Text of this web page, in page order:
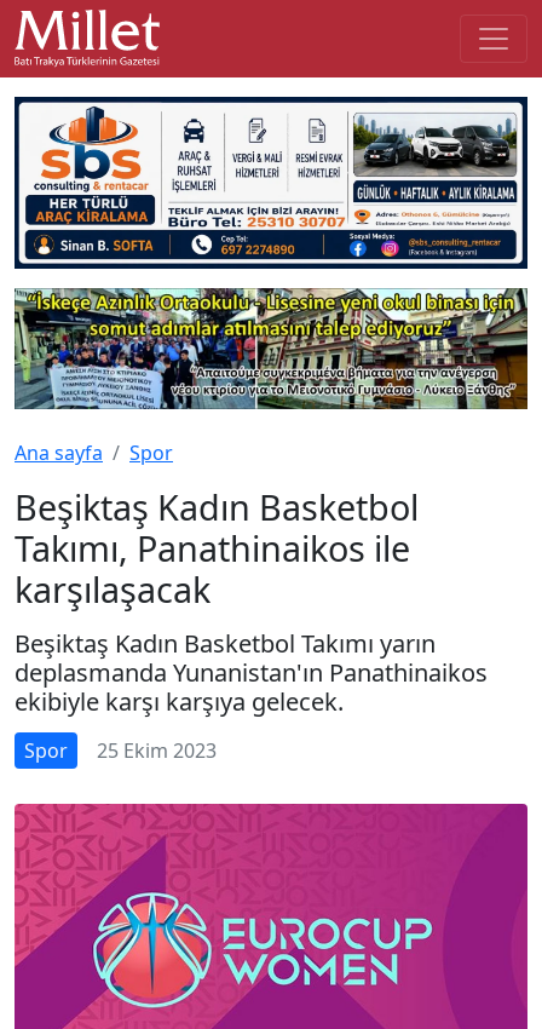
Ana sayfa Spor
Beşiktaş Kadın Basketbol
Takımı, Panathinaikos ile
karşılaşacak
Beşiktaş Kadın Basketbol Takımı yarın
deplasmanda Yunanistan'ın Panathinaikos
ekibiyle karşı karşıya gelecek.
Spor 25 Ekim 2023